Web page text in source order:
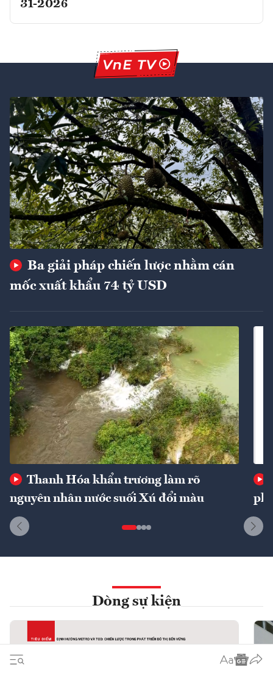
31-2026
Ba giải pháp chiến lược nhằm cán
mốc xuất khẩu 74 tỷ USD
Thanh Hóa khẩn trương làm rõ
nguyên nhân nước suối Xú đổi màu
phí
Dòng sự kiện